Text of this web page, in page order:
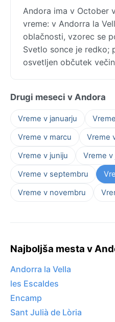
Andora ima v October
vreme: v Andorra la
oblačnosti, vzorec se
Svetlo sonce je redko;
osvetljen občutek
Drugi meseci v Andora
Vreme v januarju
Vreme v marcu
Vreme
Vreme v juniju
Vreme v
Vreme v septembru
Vreme v novembru
Najboljša mesta v
Andorra la Vella
les Escaldes
Encamp
Sant Julià de Lòria